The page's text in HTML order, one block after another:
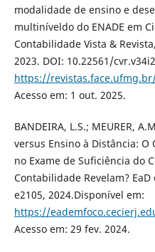
modalidade de ensino e
multiníveldo do ENADE em
Contabilidade Vista &
2023. DOI: 10.22561/
https://
Acesso em: 1 out. 2025.
BANDEIRA, L.S.; MEURER,
versus Ensino à Distância: O
no Exame de Suficiência do
Contabilidade Revelam? EaD
e2105, 2024.Disponível em:
https://
Acesso em: 29 fev. 2024.